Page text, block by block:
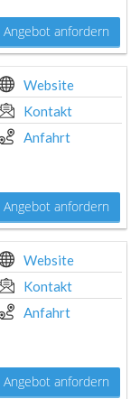
Angebot anfordern
Website
Kontakt
Anfahrt
Angebot anfordern
Website
Kontakt
Anfahrt
Angebot anfordern